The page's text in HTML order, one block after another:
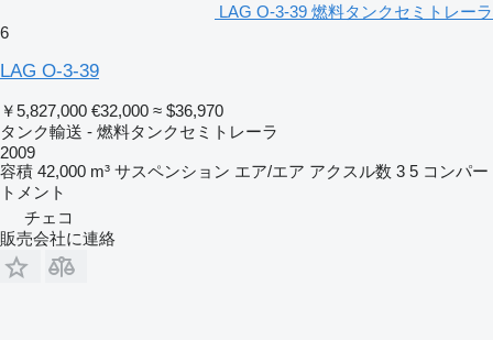
LAG O-3-39 燃料タンクセミトレーラ
6
LAG O-3-39
￥5,827,000 €32,000 ≈ $36,970
タンク輸送 - 燃料タンクセミトレーラ
2009
容積 42,000 m³ サスペンション エア/エア アクスル数 3 5 コンパー
トメント
チェコ
販売会社に連絡